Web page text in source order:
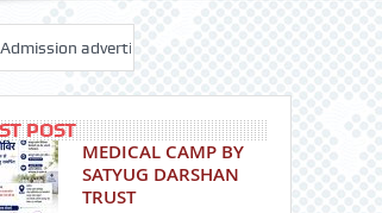
advertisment श्री हनुमान मंदिर 3डी-42 का
POST
MEDICAL CAMP BY
SATYUG DARSHAN
TRUST